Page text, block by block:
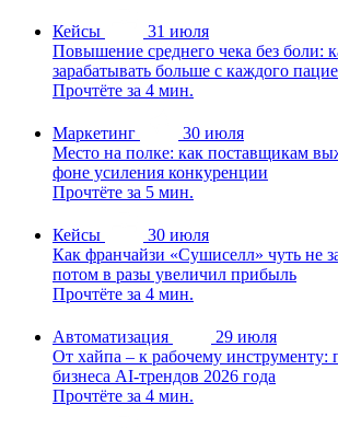
Кейсы
31 июля
Повышение среднего чека без боли:
зарабатывать больше с каждого
Прочтёте за 4 мин.
Маркетинг
30 июля
Место на полке: как поставщикам
фоне усиления конкуренции
Прочтёте за 5 мин.
Кейсы
30 июля
Как франчайзи «Сушиселл» чуть не
потом в разы увеличил прибыль
Прочтёте за 4 мин.
Автоматизация
29 июля
От хайпа – к рабочему инструменту:
бизнеса AI-трендов 2026 года
Прочтёте за 4 мин.